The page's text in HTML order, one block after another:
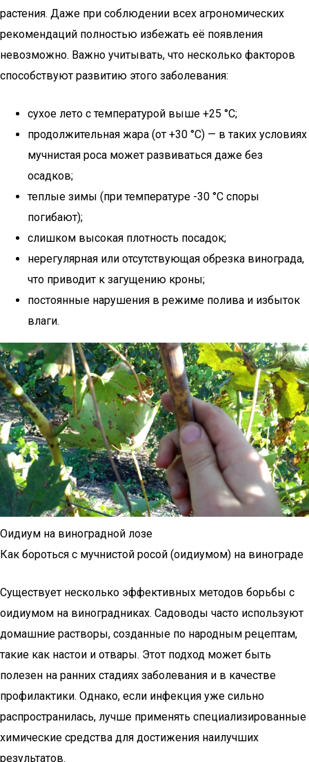
растения. Даже при соблюдении всех агрономических
рекомендаций полностью избежать её появления
невозможно. Важно учитывать, что несколько факторов
способствуют развитию этого заболевания:
сухое лето с температурой выше +25 °C;
продолжительная жара (от +30 °C) — в таких условиях
мучнистая роса может развиваться даже без
осадков;
теплые зимы (при температуре -30 °C споры
погибают);
слишком высокая плотность посадок;
нерегулярная или отсутствующая обрезка винограда,
что приводит к загущению кроны;
постоянные нарушения в режиме полива и избыток
влаги.
Оидиум на виноградной лозе
Как бороться с мучнистой росой (оидиумом) на винограде
Существует несколько эффективных методов борьбы с
оидиумом на виноградниках. Садоводы часто используют
домашние растворы, созданные по народным рецептам,
такие как настои и отвары. Этот подход может быть
полезен на ранних стадиях заболевания и в качестве
профилактики. Однако, если инфекция уже сильно
распространилась, лучше применять специализированные
химические средства для достижения наилучших
результатов.